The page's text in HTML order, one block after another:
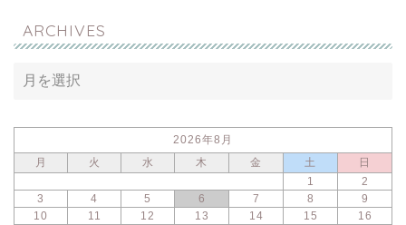
ARCHIVES
2026年8月
月
火 水 木 金 土
日
1
2
3
4 5 6 7 8
9
10
11 12 13 14 15
16